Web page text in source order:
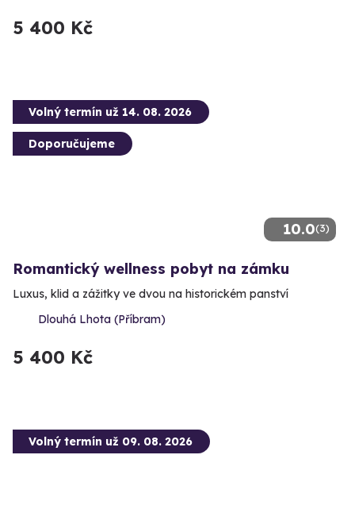
5 400 Kč
10.0(3)
Volný termín už 14. 08. 2026
Doporučujeme
Romantický wellness pobyt na zámku
Luxus, klid a zážitky ve dvou na historickém panství
Dlouhá Lhota (Příbram)
5 400 Kč
Volný termín už 09. 08. 2026